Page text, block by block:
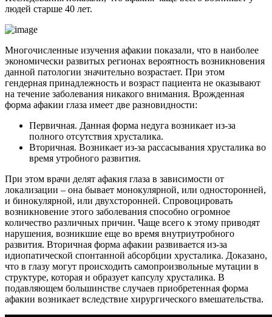
людей старше 40 лет.
Многочисленные изучения афакии показали, что в наиболее
экономически развитых регионах вероятность возникновения
данной патологии значительно возрастает. При этом
гендерная принадлежность и возраст пациента не оказывают
на течение заболевания никакого внимания. Врожденная
форма афакии глаза имеет две разновидности:
Первичная. Данная форма недуга возникает из-за
полного отсутствия хрусталика.
Вторичная. Возникает из-за рассасывания хрусталика во
время утробного развития.
При этом врачи делят афакия глаза в зависимости от
локализации – она бывает монокулярной, или односторонней,
и бинокулярной, или двухсторонней. Спровоцировать
возникновение этого заболевания способно огромное
количество различных причин. Чаще всего к этому приводят
нарушения, возникшие еще во время внутриутробного
развития. Вторичная форма афакии развивается из-за
идиопатической спонтанной абсорбции хрусталика. Доказано,
что в глазу могут происходить самопроизвольные мутации в
структуре, которая и образует капсулу хрусталика. В
подавляющем большинстве случаев приобретенная форма
афакии возникает вследствие хирургического вмешательства.